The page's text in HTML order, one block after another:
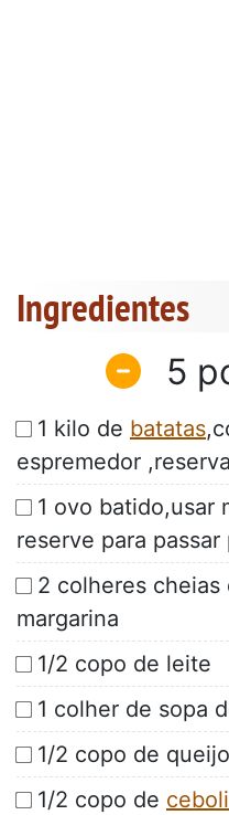
Ingredientes
5
1 kilo de batatas
espremedor
1 ovo batido,usar
reserve para passar
2 colheres cheias
margarina
1/2 copo de leite
1 colher de sopa
1/2 copo de
1/2 copo de